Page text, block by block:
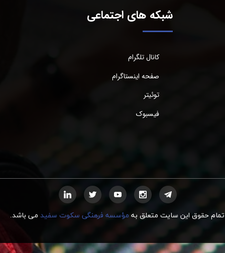
شبکه های اجتماعی
کانال تلگرام
صفحه اینستاگرام
توئیتر
فیسبوک
تمام حقوق این سایت متعلق به مؤسسه فرهنگی سکوت سفید میباشد.